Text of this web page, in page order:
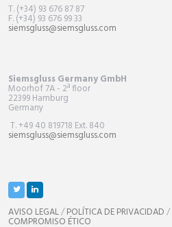
T. (+34) 93 676 87 87
F. (+34) 93 676 99 33
siemsgluss@siemsgluss.com
Siemsgluss Germany GmbH
Moorhof 7A - 2ª floor
22399 Hamburg
Germany
T. +49 40 819718 Ext. 840
siemsgluss@siemsgluss.com
AVISO LEGAL/POLÍTICA DE PRIVACIDAD/
COMPROMISO ÉTICO